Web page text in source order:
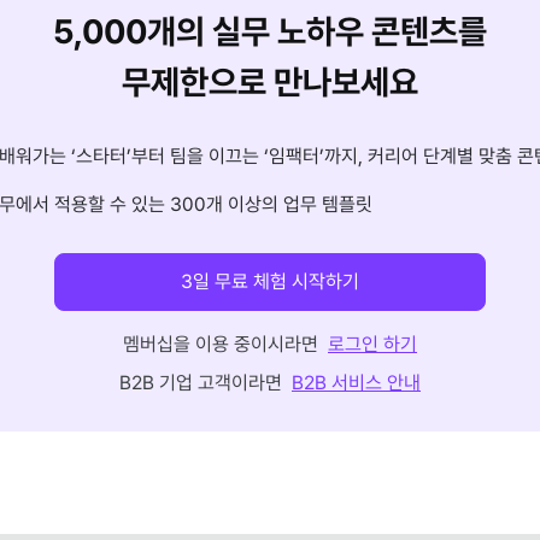
5,000개의 실무 노하우 콘텐츠를
무제한으로 만나보세요
워가는 ‘스타터’부터 팀을 이끄는 ‘임팩터’까지, 커리어 단계별 맞춤 콘
에서 적용할 수 있는 300개 이상의 업무 템플릿
3일 무료 체험 시작하기
멤버십을 이용 중이시라면 로그인 하기
B2B 기업 고객이라면 B2B 서비스 안내